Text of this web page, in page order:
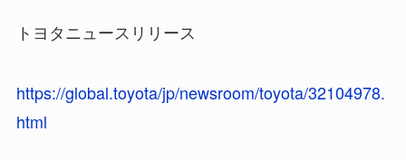
トヨタニュースリリース
https://global.toyota/jp/newsroom/toyota/32104978.
html